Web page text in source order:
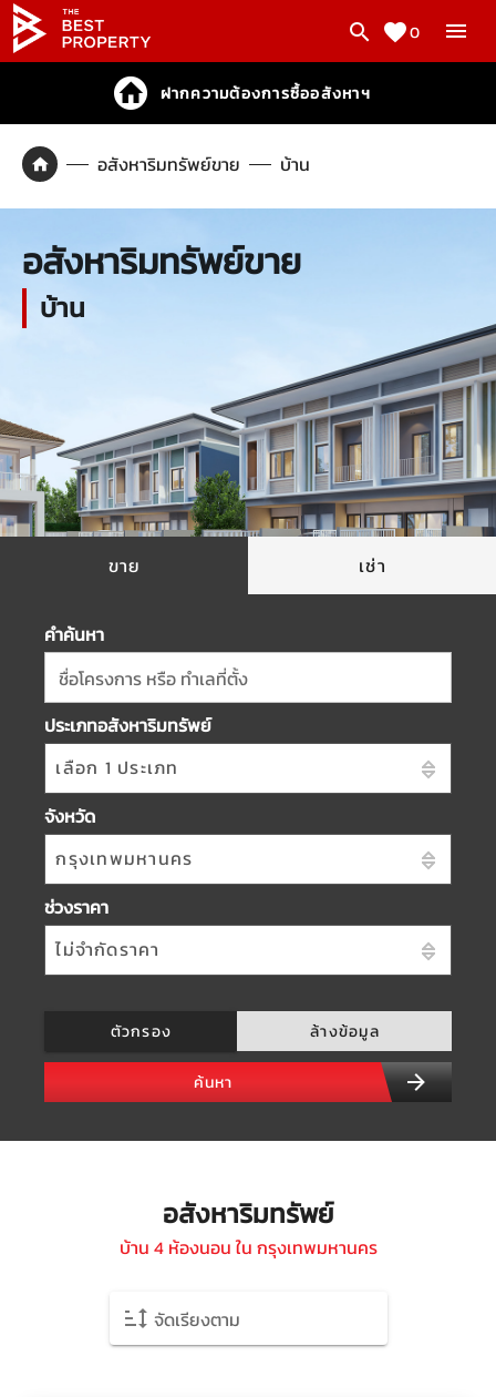
0
ฝากความต้องการซื้ออสังหาฯ
อสังหาริมทรัพย์ขาย บ้าน
อสังหาริมทรัพย์ขาย
บ้าน
ขาย เช่า
คำค้นหา
ชื่อโครงการ หรือ ทำเลที่ตั้ง
ประเภทอสังหาริมทรัพย์
เลือก 1 ประเภท
จังหวัด
กรุงเทพมหานคร
ช่วงราคา
ไม่จำกัดราคา
ตัวกรอง ล้างข้อมูล
ค้นหา
อสังหาริมทรัพย์
บ้าน 4 ห้องนอน ใน กรุงเทพมหานคร
จัดเรียงตาม